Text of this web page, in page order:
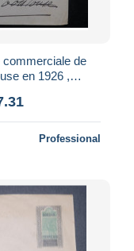
de
en 1926 ,
Professional